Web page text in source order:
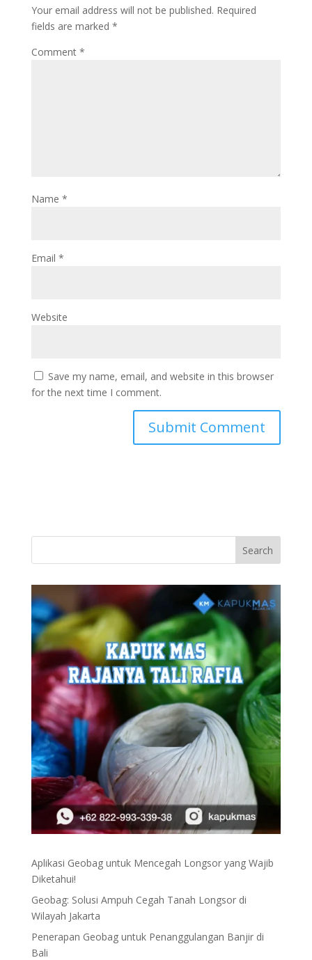
Your email address will not be published. Required
fields are marked *
Comment *
Name *
Email *
Website
Save my name, email, and website in this browser
for the next time I comment.
Aplikasi Geobag untuk Mencegah Longsor yang Wajib
Diketahui!
Geobag: Solusi Ampuh Cegah Tanah Longsor di
Wilayah Jakarta
Penerapan Geobag untuk Penanggulangan Banjir di
Bali